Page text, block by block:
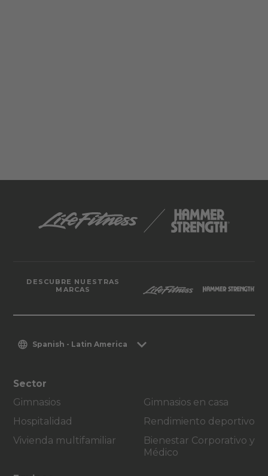
DESCUBRE NUESTRAS
MARCAS
Spanish - Latin America
Sector
Gimnasios
Hospitalidad
Vivienda multifamiliar
Gimnasios en casa
Rendimiento deportivo
Bienestar Corporativo y
Médico